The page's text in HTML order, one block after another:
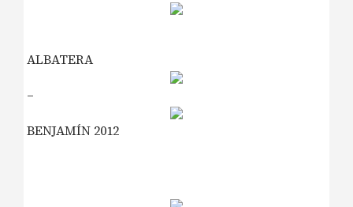
ALBATERA
–
BENJAMÍN 2012